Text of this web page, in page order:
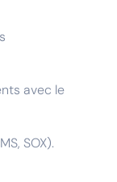
avec le
SOX).